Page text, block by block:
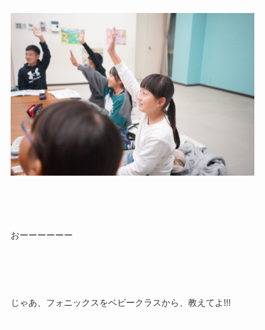
おーーーーーー
じゃあ、フォニックスをベビークラスから、教えてよ!!!